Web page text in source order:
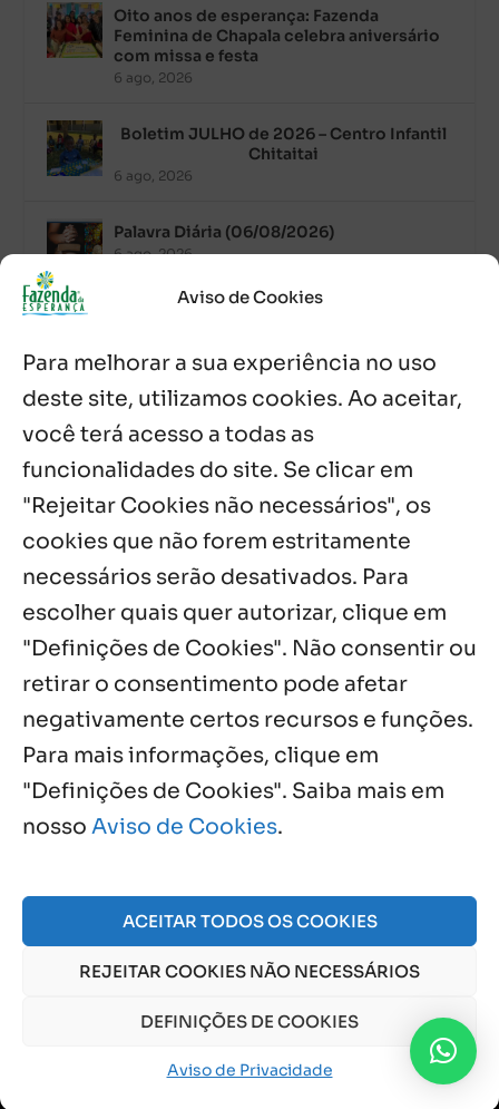
Aviso de Cookies
Para melhorar a sua experiência no uso
deste site, utilizamos cookies. Ao aceitar,
você terá acesso a todas as
funcionalidades do site. Se clicar em
"Rejeitar Cookies não necessários", os
cookies que não forem estritamente
necessários serão desativados. Para
escolher quais quer autorizar, clique em
"Definições de Cookies". Não consentir ou
retirar o consentimento pode afetar
negativamente certos recursos e funções.
Para mais informações, clique em
"Definições de Cookies". Saiba mais em
nosso Aviso de Cookies.
ACEITAR TODOS OS COOKIES
REJEITAR COOKIES NÃO NECESSÁRIOS
DEFINIÇÕES DE COOKIES
Aviso de Privacidade
Oito anos de esperança: Fazenda
Feminina de Chapala celebra aniversário
com missa e festa
6 ago, 2026
Boletim JULHO de 2026 – Centro Infantil
Chitaitai
6 ago, 2026
Palavra Diária (06/08/2026)
6 ago, 2026
de Guadalajara
Fazenda Dom Mário comemora 5 anos
com testemunhos e missa em São
Cristóvão
5 ago, 2026
Notícias por Categoria
Próximos Eventos
Agosto, 2026
da Esperança. CNPJ: 48555775000150 |Aviso de Cookies
e Aviso de Privacidade